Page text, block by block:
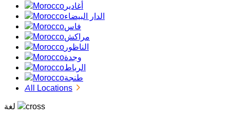
أغادير
الدار البيضاء
فاس
مراكش
الناظور
وجدة
الرباط
طنجة
All Locations